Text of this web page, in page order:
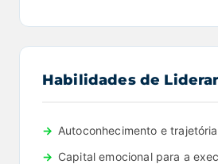
Habilidades de
Autoconhecimento e
Capital emocional para a